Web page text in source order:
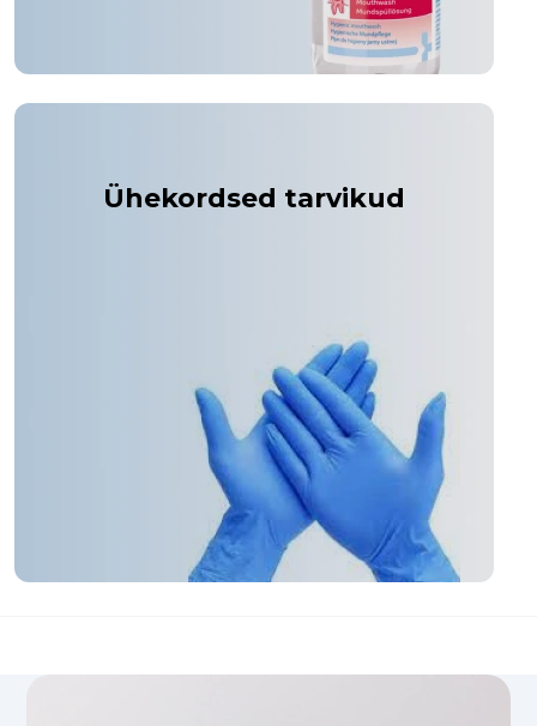
Ühekordsed tarvikud